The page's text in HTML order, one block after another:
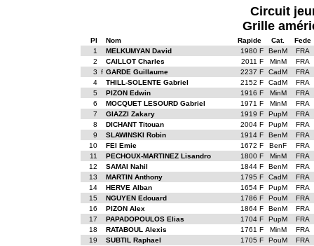
Circuit
Grille
Pl Nom Rapide Cat.
Fede
1
MELKUMYAN David 1980 F BenM
FRA
2
CAILLOT Charles 2011 F MinM
FRA
3 f GARDE Guillaume 2237 F CadM
FRA
4
THILL-SOLENTE Gabriel 2152 F CadM
FRA
5
PIZON Edwin 1916 F MinM
FRA
6
MOCQUET LESOURD Gabriel 1971 F MinM
FRA
7
GIAZZI Zakary 1919 F PupM
FRA
8
DICHANT Titouan 2004 F PupM
FRA
9
SLAWINSKI Robin 1914 F BenM
FRA
10
FEI Emie 1672 F BenF
FRA
11
PECHOUX-MARTINEZ Lisandro 1800 F MinM
FRA
12
SAMAI Nahil 1844 F BenM
FRA
13
MARTIN Anthony 1795 F CadM
FRA
14
HERVE Alban 1654 F PupM
FRA
15
NGUYEN Edouard 1786 F PouM
FRA
16
PIZON Alex 1864 F BenM
FRA
17
PAPADOPOULOS Elias 1704 F PupM
FRA
18
RATABOUL Alexis 1761 F MinM
FRA
19
SUBTIL Raphael 1705 F PouM
FRA